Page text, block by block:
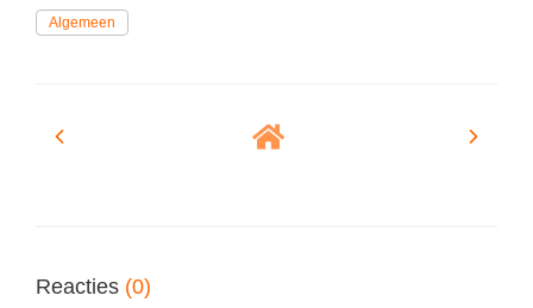
Onderwijsprijs
Vrijeschoolonderwijs
Afscheidstekst collega
Algemeen
Reacties (0)